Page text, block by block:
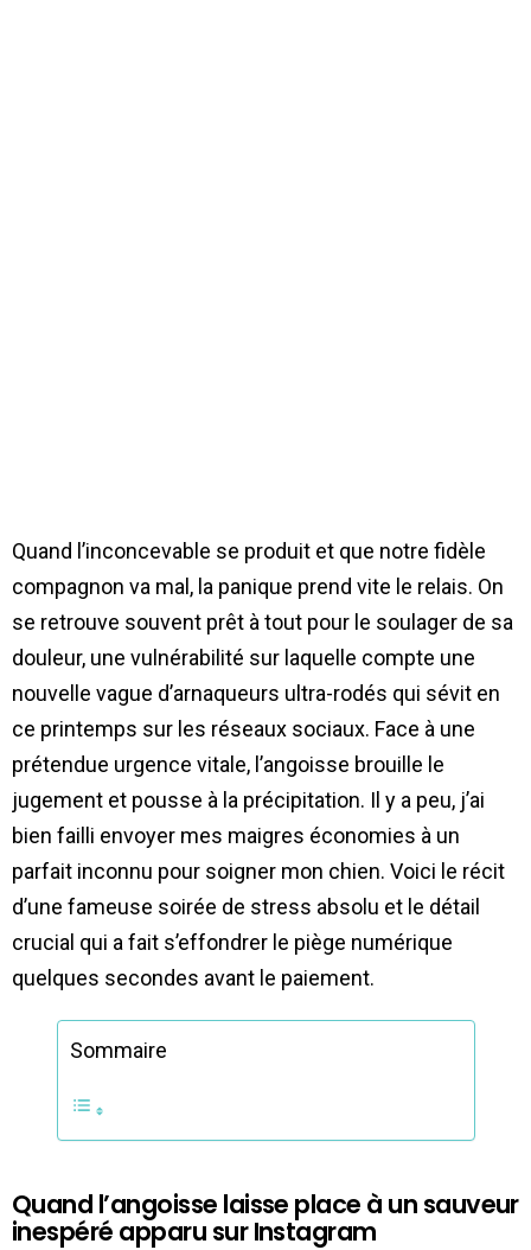
Quand l’inconcevable se produit et que notre fidèle
compagnon va mal, la panique prend vite le relais. On
se retrouve souvent prêt à tout pour le soulager de sa
douleur, une vulnérabilité sur laquelle compte une
nouvelle vague d’arnaqueurs ultra-rodés qui sévit en
ce printemps sur les réseaux sociaux. Face à une
prétendue urgence vitale, l’angoisse brouille le
jugement et pousse à la précipitation. Il y a peu, j’ai
bien failli envoyer mes maigres économies à un
parfait inconnu pour soigner mon chien. Voici le récit
d’une fameuse soirée de stress absolu et le détail
crucial qui a fait s’effondrer le piège numérique
quelques secondes avant le paiement.
Sommaire
Quand l’angoisse laisse place à un sauveur
inespéré apparu sur Instagram